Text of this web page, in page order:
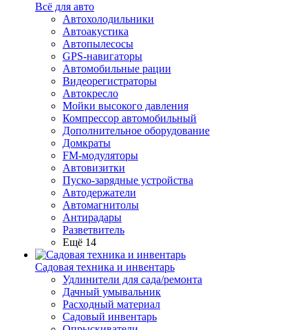
Всё для авто
Автохолодильники
Автоакустика
Автопылесосы
GPS-навигаторы
Автомобильные рации
Видеорегистраторы
Автокресло
Мойки высокого давления
Компрессор автомобильный
Дополнительное оборудование
Домкраты
FM-модуляторы
Автовизитки
Пуско-зарядные устройства
Автодержатели
Автомагнитолы
Антирадары
Разветвитель
Ещё 14
Садовая техника и инвентарь
Удлинители для сада/ремонта
Дачный умывальник
Расходный материал
Садовый инвентарь